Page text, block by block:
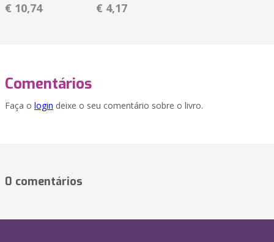
€ 10,74 € 4,17
Comentários
Faça o login deixe o seu comentário sobre o livro.
0 comentários